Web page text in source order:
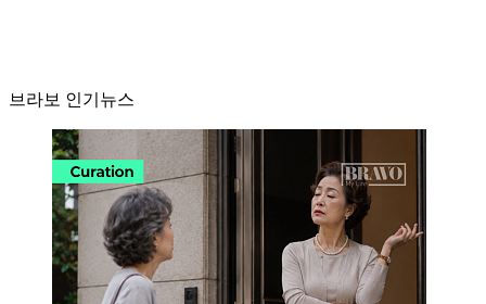
브라보 인기뉴스